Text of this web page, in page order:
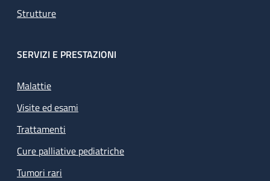
Strutture
SERVIZI E PRESTAZIONI
Malattie
Visite ed esami
Trattamenti
Cure palliative pediatriche
Tumori rari